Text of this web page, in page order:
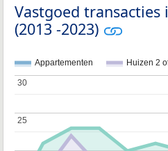
Vastgoed transacties
(2013 -2023)
Appartementen Huizen 2
25
25
30
30